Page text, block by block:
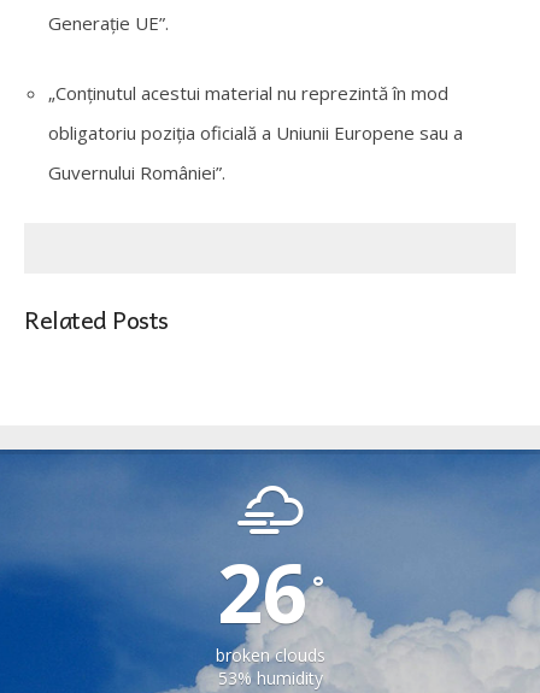
Generație UE”.
„Conținutul acestui material nu reprezintă în mod
obligatoriu poziția oficială a Uniunii Europene sau a
Guvernului României”.
Related Posts
26°
broken clouds
53% humidity